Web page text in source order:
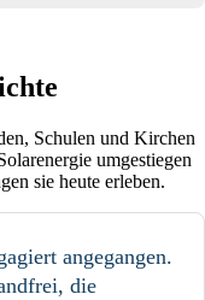
Schulen und Kirchen
umgestiegen
sie heute erleben.
angegangen.
die